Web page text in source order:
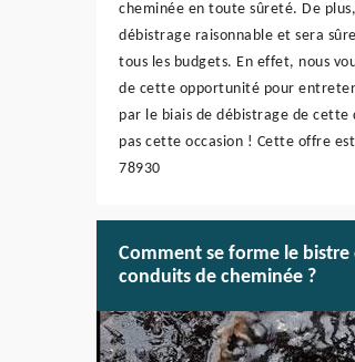
cheminée en toute sûreté. De
débistrage raisonnable et sera
tous les budgets. En effet, nous
de cette opportunité pour
par le biais de débistrage de
pas cette occasion ! Cette offre
78930
Comment se forme le bistre
conduits de cheminée ?